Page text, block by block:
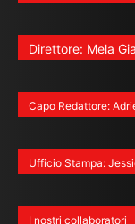
Direttore: Mela
Capo Redattore:
Ufficio Stampa:
I nostri collaboratori